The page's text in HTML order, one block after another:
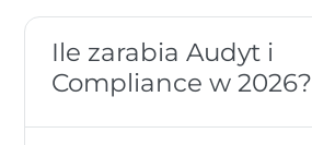
Ile zarabia Audyt i
Compliance w 2026?